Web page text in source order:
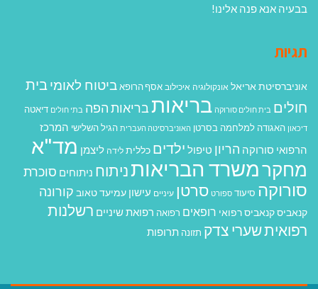
בבעיה אנא פנה אלינו!
תגיות
אוניברסיטת אריאל אונקולוגיה איכילוב אסף הרופא ביטוח לאומיבית
חולים בית חולים סורוקה בריאות בריאות הפה בתי חולים דיאטה
דיכאון האגודה למלחמה בסרטן האוניברסיטה העברית הגיל השלישי המרכז
הרפואי סורוקה הריון טיפול ילדים כללית לידה ליצמן מד"א
מחקרמשרד הבריאות ניתוח ניתוחים סוכרת
סורוקה סיעוד ספורט סרטן עיניים עישון עמיעד טאוב קורונה
קנאביסקנאביס רפואי רופאים רפואה רפואת שיניים רשלנות
רפואיתשערי צדק תזונה תרופות